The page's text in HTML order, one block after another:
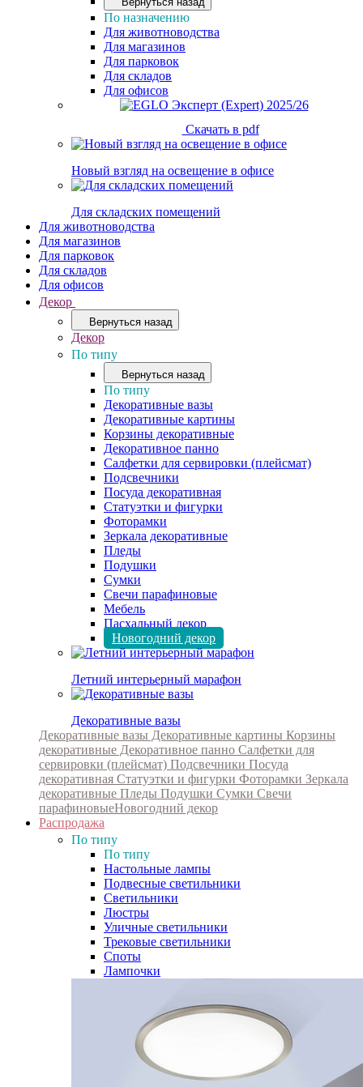
По назначению
Для животноводства
Для магазинов
Для парковок
Для складов
Для офисов
Скачать в pdf
Новый взгляд на освещение в офисе
Для складских помещений
Для животноводства
Для магазинов
Для парковок
Для складов
Для офисов
Декор
Вернуться назад
Декор
По типу
Вернуться назад
По типу
Декоративные вазы
Декоративные картины
Корзины декоративные
Декоративное панно
Салфетки для сервировки (плейсмат)
Подсвечники
Посуда декоративная
Статуэтки и фигурки
Фоторамки
Зеркала декоративные
Пледы
Подушки
Сумки
Свечи парафиновые
Мебель
Пасхальный декор
Новогодний декор
Летний интерьерный марафон
Декоративные вазы
Декоративные вазы Декоративные картины Корзины
декоративные Декоративное панно Салфетки для
сервировки (плейсмат) Подсвечники Посуда
декоративная Статуэтки и фигурки Фоторамки Зеркала
декоративные Пледы Подушки Сумки Свечи
парафиновыеНовогодний декор
Распродажа
По типу
По типу
Настольные лампы
Подвесные светильники
Светильники
Люстры
Уличные светильники
Трековые светильники
Споты
Лампочки